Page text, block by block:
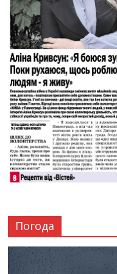
Погода